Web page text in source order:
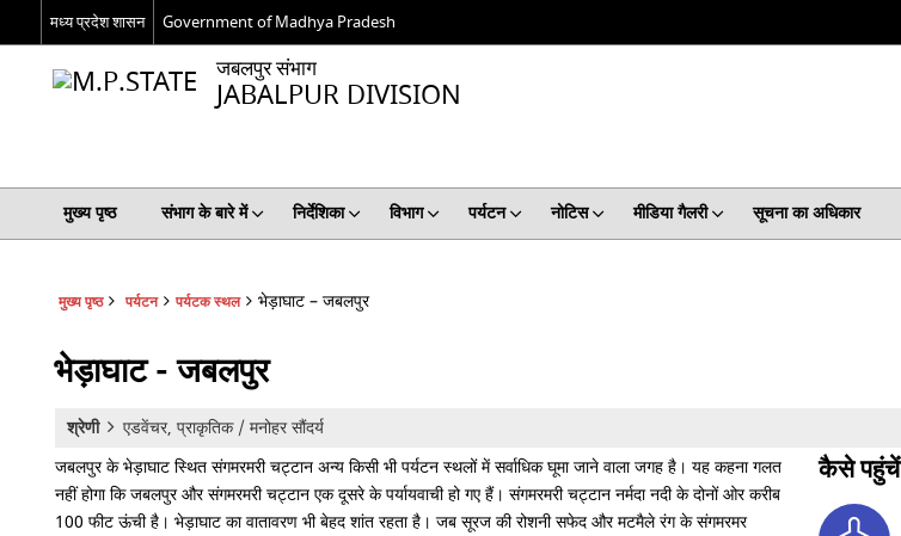
मध्य प्रदेश शासन Government of Madhya Pradesh
जबलपुर संभाग
JABALPUR DIVISION
मुख्य पृष्ठ संभाग के बारे में निर्देशिका विभाग पर्यटन नोटिस मीडिया गैलरी सूचना का अधिकार
मुख्य पृष्ठ पर्यटन पर्यटक स्थल भेड़ाघाट – जबलपुर
भेड़ाघाट - जबलपुर
श्रेणी
एडवेंचर, प्राकृतिक / मनोहर सौंदर्य
जबलपुर के भेड़ाघाट स्थित संगमरमरी चट्टान अन्य किसी भी पर्यटन स्थलों में सर्वाधिक घूमा जाने वाला जगह है। यह कहना गलत
नहीं होगा कि जबलपुर और संगमरमरी चट्टान एक दूसरे के पर्यायवाची हो गए हैं। संगमरमरी चट्टान नर्मदा नदी के दोनों ओर करीब
100 फीट ऊंची है। भेड़ाघाट का वातावरण भी बेहद शांत रहता है। जब सूरज की रोशनी सफेद और मटमैले रंग के संगमरमर
कैसे पहुंचें